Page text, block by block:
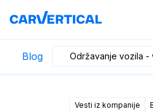
Blog Održavanje vozila -
Vesti iz kompanije